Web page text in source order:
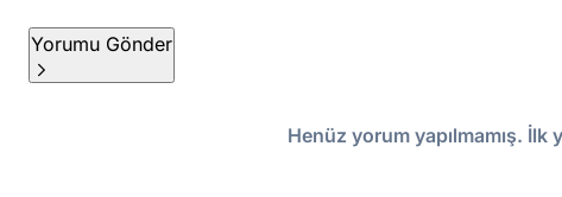
Yorumu Gönder
Henüz yorum yapılmamış. İlk